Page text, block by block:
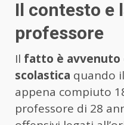
Il contesto e
professore
Il fatto è avvenuto
scolastica quando
appena compiuto
professore di 28